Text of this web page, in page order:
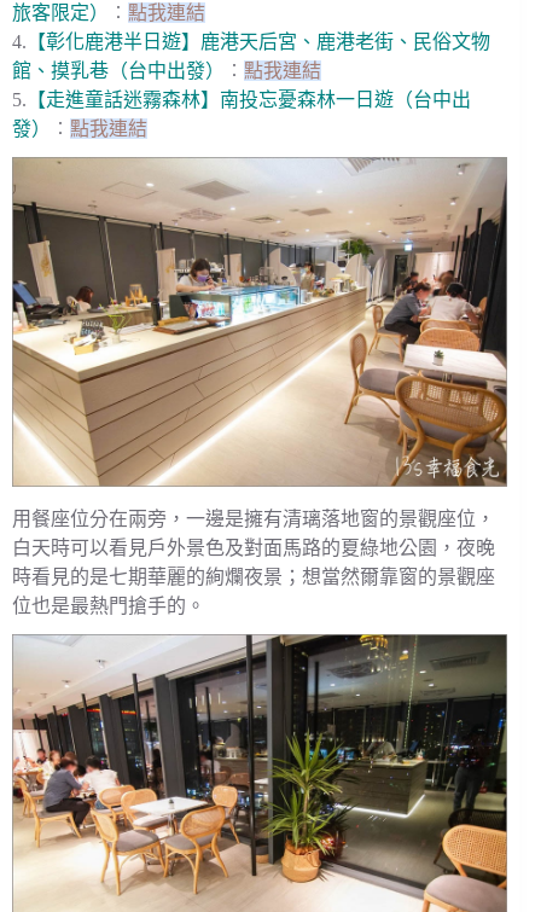
旅客限定） ︰ 點我連結
4. 【彰化鹿港半日遊】鹿港天后宮、鹿港老街、民俗文物
館、摸乳巷（台中出發）
︰ 點我連結
5. 【走進童話迷霧森林】南投忘憂森林一日遊（台中出
發）
︰ 點我連結
用餐座位分在兩旁，一邊是擁有清璃落地窗的景觀座位，
白天時可以看見戶外景色及對面馬路的夏綠地公園，夜晚
時看見的是七期華麗的絢爛夜景；想當然爾靠窗的景觀座
位也是最熱門搶手的。